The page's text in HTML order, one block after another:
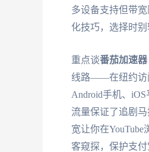
多设备支持但带
化技巧，选择时别
重点谈番茄加速器
线路——在纽约访
Android手机、
流量保证了追剧
宽让你在
客窥探，保护支